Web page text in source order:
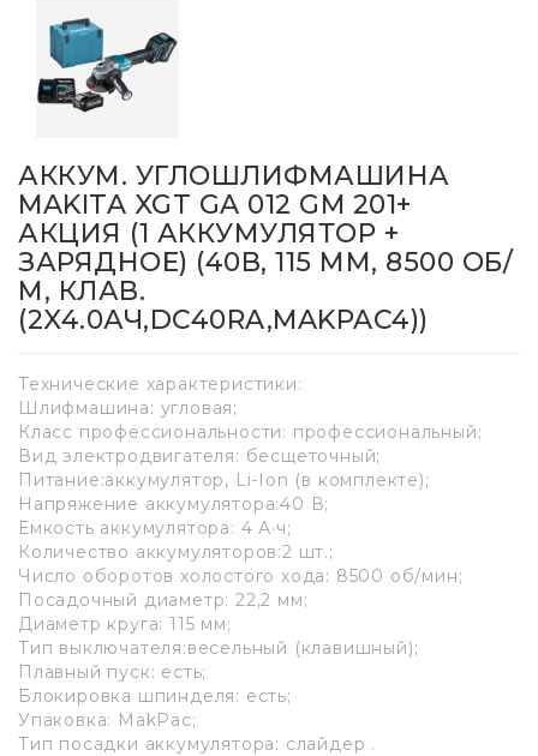
АККУМ. УГЛОШЛИФМАШИНА
MAKITA XGT GA 012 GM 201+
АКЦИЯ (1 АККУМУЛЯТОР +
ЗАРЯДНОЕ) (40В, 115 ММ, 8500 ОБ/
М, КЛАВ.
(2X4.0АЧ,DC40RA,MAKPAC4))
Технические характеристики:
Шлифмашина: угловая;
Класс профессиональности: профессиональный;
Вид электродвигателя: бесщеточный;
Питание:аккумулятор, Li-Ion (в комплекте);
Напряжение аккумулятора:40 В;
Емкость аккумулятора: 4 А·ч;
Количество аккумуляторов:2 шт.;
Число оборотов холостого хода: 8500 об/мин;
Посадочный диаметр: 22,2 мм;
Диаметр круга: 115 мм;
Тип выключателя:весельный (клавишный);
Плавный пуск: есть;
Блокировка шпинделя: есть;
Упаковка: MakPac;
Тип посадки аккумулятора: слайдер .